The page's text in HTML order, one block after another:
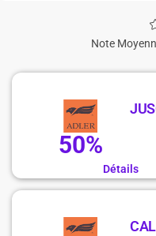
Note
50%
Détails